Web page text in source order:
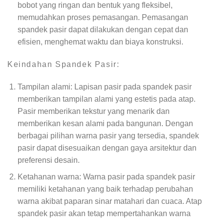
bobot yang ringan dan bentuk yang fleksibel,
memudahkan proses pemasangan. Pemasangan
spandek pasir dapat dilakukan dengan cepat dan
efisien, menghemat waktu dan biaya konstruksi.
Keindahan Spandek Pasir:
Tampilan alami: Lapisan pasir pada spandek pasir
memberikan tampilan alami yang estetis pada atap.
Pasir memberikan tekstur yang menarik dan
memberikan kesan alami pada bangunan. Dengan
berbagai pilihan warna pasir yang tersedia, spandek
pasir dapat disesuaikan dengan gaya arsitektur dan
preferensi desain.
Ketahanan warna: Warna pasir pada spandek pasir
memiliki ketahanan yang baik terhadap perubahan
warna akibat paparan sinar matahari dan cuaca. Atap
spandek pasir akan tetap mempertahankan warna